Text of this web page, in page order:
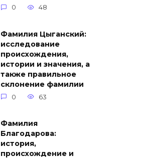
0 48
Фамилия Цыганский:
исследование
происхождения,
истории и значения, а
также правильное
склонение фамилии
0 63
Фамилия
Благодарова:
история,
происхождение и